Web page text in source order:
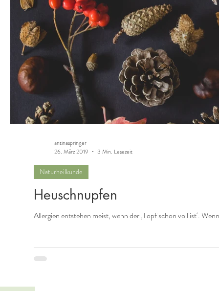
Heuschnupfen
Allergien entstehen meist, wenn der ‚Topf schon voll ist‘.
Naturheilkunde
antinaspringer
26. März 2019
3 Min. Lesezeit